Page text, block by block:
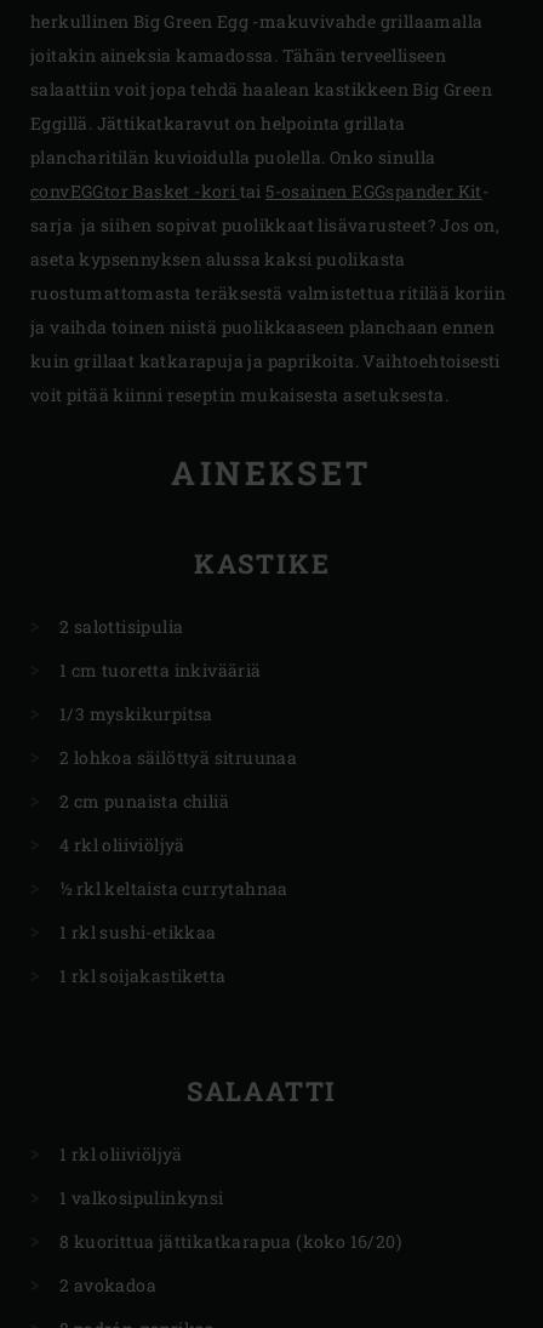
herkullinen Big Green Egg -makuvivahde grillaamalla
joitakin aineksia kamadossa. Tähän terveelliseen
salaattiin voit jopa tehdä haalean kastikkeen Big Green
Eggillä. Jättikatkaravut on helpointa grillata
plancharitilän kuvioidulla puolella. Onko sinulla
convEGGtor Basket -kori tai 5-osainen EGGspander Kit-
sarja ja siihen sopivat puolikkaat lisävarusteet? Jos on,
aseta kypsennyksen alussa kaksi puolikasta
ruostumattomasta teräksestä valmistettua ritilää koriin
ja vaihda toinen niistä puolikkaaseen planchaan ennen
kuin grillaat katkarapuja ja paprikoita. Vaihtoehtoisesti
voit pitää kiinni reseptin mukaisesta asetuksesta.
AINEKSET
KASTIKE
2 salottisipulia
1 cm tuoretta inkivääriä
1/3 myskikurpitsa
2 lohkoa säilöttyä sitruunaa
2 cm punaista chiliä
4 rkl oliiviöljyä
½ rkl keltaista currytahnaa
1 rkl sushi-etikkaa
1 rkl soijakastiketta
SALAATTI
1 rkl oliiviöljyä
1 valkosipulinkynsi
8 kuorittua jättikatkarapua (koko 16/20)
2 avokadoa